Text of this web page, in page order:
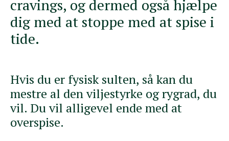
cravings, og dermed også hjælpe
dig med at stoppe med at spise i
tide.
Hvis du er fysisk sulten, så kan du
mestre al den viljestyrke og rygrad, du
vil. Du vil alligevel ende med at
overspise.